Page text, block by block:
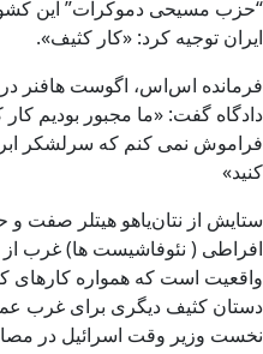
“حزب مسیحی دموکرات” این کشور
ایران توجیه کرد: «کار کثیف».
دادگاه گفت: «ما مجبور بودیم
فراموش نمی کنم که سرلشکر
کنید»
ستایش از نتان‌یاهو هیتلر صفت
افراطی ( نئوفاشیست ها) غرب از
واقعیت است که همواره کارهای
دستان کثیف دیگری برای غرب
نخست وزیر وقت اسرائیل در